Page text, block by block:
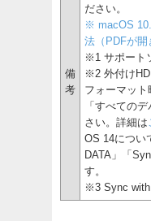
備
考
ださい。
※ macOS
法（PDFが開
※1 サポート
※2 外付け
フォーマッ
「すべての
さい。詳細は
OS 14につい
DATA」「
す。
※3 Sync with